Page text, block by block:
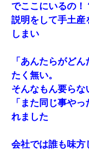
でここにいるの
説明をして手土産
しまい
「あんたらがど
たく無い。
そんなもん要らな
「また同じ事や
れました
会社では誰も味方